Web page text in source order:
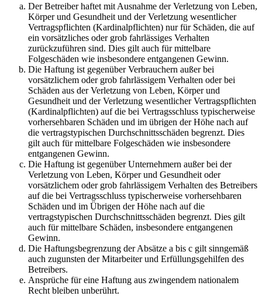
Der Betreiber haftet mit Ausnahme der Verletzung von Leben,
Körper und Gesundheit und der Verletzung wesentlicher
Vertragspflichten (Kardinalpflichten) nur für Schäden, die auf
ein vorsätzliches oder grob fahrlässiges Verhalten
zurückzuführen sind. Dies gilt auch für mittelbare
Folgeschäden wie insbesondere entgangenen Gewinn.
Die Haftung ist gegenüber Verbrauchern außer bei
vorsätzlichem oder grob fahrlässigem Verhalten oder bei
Schäden aus der Verletzung von Leben, Körper und
Gesundheit und der Verletzung wesentlicher Vertragspflichten
(Kardinalpflichten) auf die bei Vertragsschluss typischerweise
vorhersehbaren Schäden und im übrigen der Höhe nach auf
die vertragstypischen Durchschnittsschäden begrenzt. Dies
gilt auch für mittelbare Folgeschäden wie insbesondere
entgangenen Gewinn.
Die Haftung ist gegenüber Unternehmern außer bei der
Verletzung von Leben, Körper und Gesundheit oder
vorsätzlichem oder grob fahrlässigem Verhalten des Betreibers
auf die bei Vertragsschluss typischerweise vorhersehbaren
Schäden und im Übrigen der Höhe nach auf die
vertragstypischen Durchschnittsschäden begrenzt. Dies gilt
auch für mittelbare Schäden, insbesondere entgangenen
Gewinn.
Die Haftungsbegrenzung der Absätze a bis c gilt sinngemäß
auch zugunsten der Mitarbeiter und Erfüllungsgehilfen des
Betreibers.
Ansprüche für eine Haftung aus zwingendem nationalem
Recht bleiben unberührt.